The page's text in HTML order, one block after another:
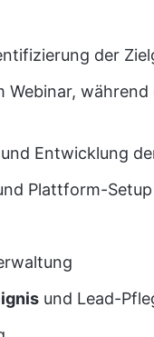
der
Webinar,
und Entwicklung
Plattform-Setup
und Lead-